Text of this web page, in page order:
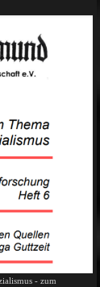
- zum